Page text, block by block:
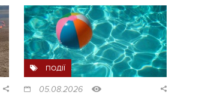
ПОДІЇ
05.08.2026